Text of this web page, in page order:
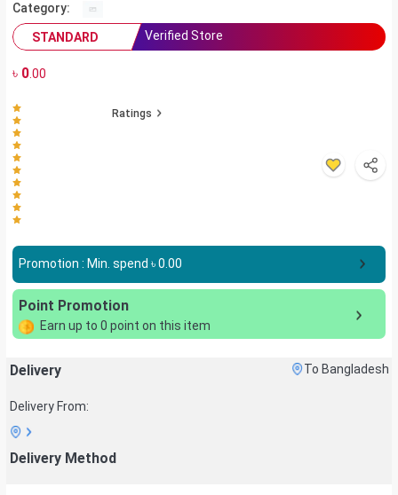
Category:
STANDARD
Verified Store
৳ 0.00
Ratings
Promotion : Min. spend ৳0.00
Point Promotion
Earn up to 0 point on this item
Delivery To Bangladesh
Delivery From:
Delivery Method